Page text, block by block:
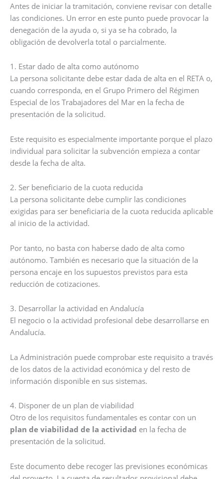
Antes de iniciar la tramitación, conviene revisar con detalle
las condiciones. Un error en este punto puede provocar la
denegación de la ayuda o, si ya se ha cobrado, la
obligación de devolverla total o parcialmente.
1. Estar dado de alta como autónomo
La persona solicitante debe estar dada de alta en el RETA o,
cuando corresponda, en el Grupo Primero del Régimen
Especial de los Trabajadores del Mar en la fecha de
presentación de la solicitud.
Este requisito es especialmente importante porque el plazo
individual para solicitar la subvención empieza a contar
desde la fecha de alta.
2. Ser beneficiario de la cuota reducida
La persona solicitante debe cumplir las condiciones
exigidas para ser beneficiaria de la cuota reducida aplicable
al inicio de la actividad.
Por tanto, no basta con haberse dado de alta como
autónomo. También es necesario que la situación de la
persona encaje en los supuestos previstos para esta
reducción de cotizaciones.
3. Desarrollar la actividad en Andalucía
El negocio o la actividad profesional debe desarrollarse en
Andalucía.
La Administración puede comprobar este requisito a través
de los datos de la actividad económica y del resto de
información disponible en sus sistemas.
4. Disponer de un plan de viabilidad
Otro de los requisitos fundamentales es contar con un
plan de viabilidad de la actividad en la fecha de
presentación de la solicitud.
Este documento debe recoger las previsiones económicas